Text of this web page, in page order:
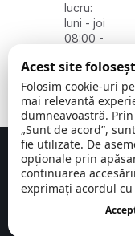
lucru:
luni - joi
08:00 -
vineri
08:00 -
14:00
Concept realizat de
Acest site
Folosim cookie-uri
mai relevantă
dumneavoastră.
„Sunt de acord”,
fie utilizate. De
opționale prin
continuarea
exprimați acordul